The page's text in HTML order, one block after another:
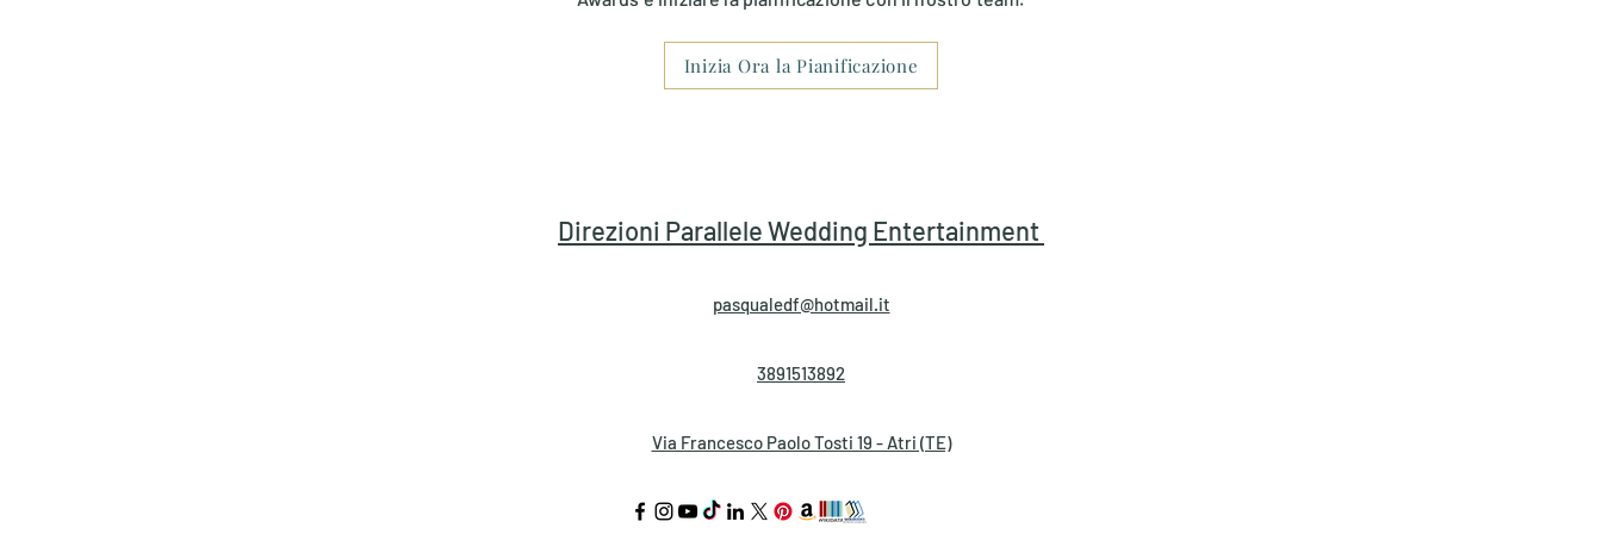
Scalette & Tendenze Pianificazione & Tempistiche
Inizia Ora la Pianificazione
Direzioni ParalleleWedding Entertainment
pasqualedf@hotmail.it
3891513892
Via Francesco Paolo Tosti 19 - Atri (TE)